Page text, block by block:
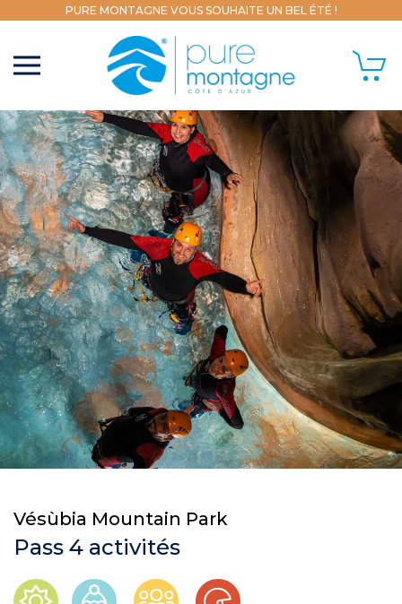
PURE MONTAGNE VOUS SOUHAITE UN BEL ÉTÉ !
Vésùbia Mountain Park
Pass 4 activités